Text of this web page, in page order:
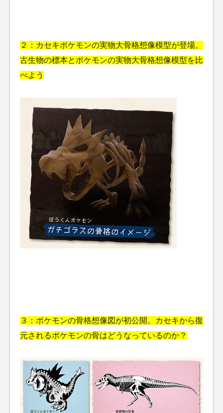
２：カセキポケモンの実物大骨格想像模型が登場。
古生物の標本とポケモンの実物大骨格想像模型を比
べよう
３：ポケモンの骨格想像図が初公開。カセキから復
元されるポケモンの骨はどうなっているのか？